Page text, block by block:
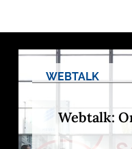
N

D
e
WEBTALK
Webtalk: